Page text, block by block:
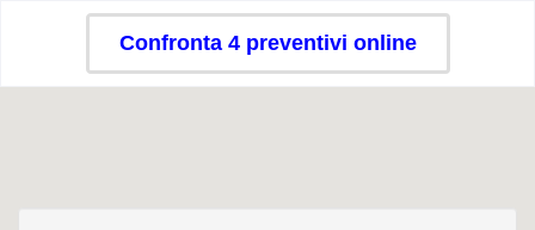
Confronta 4 preventivi online